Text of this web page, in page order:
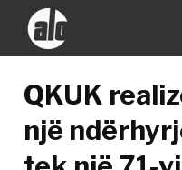
QKUK
një